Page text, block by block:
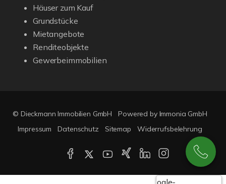
Häuser zum Kauf
Grundstücke
Mietangebote
Renditeobjekte
Gewerbeimmobilien
© Dieckmann Immobilien GmbH
Powered by Immonia GmbH
Impressum
Datenschutz Sitemap Widerrufsbelehrung
Google-